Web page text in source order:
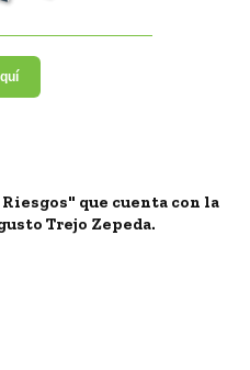
que cuenta con la
Trejo Zepeda.